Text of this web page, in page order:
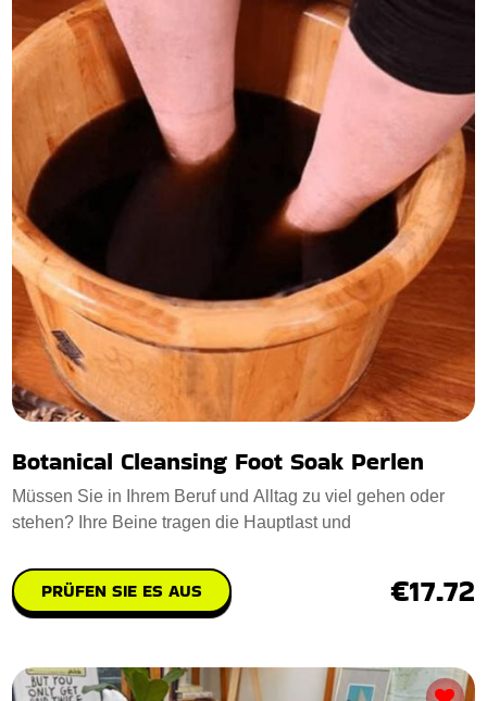
Botanical Cleansing Foot Soak Perlen
Müssen Sie in Ihrem Beruf und Alltag zu viel gehen oder
stehen? Ihre Beine tragen die Hauptlast und
PRÜFEN SIE ES AUS €17.72